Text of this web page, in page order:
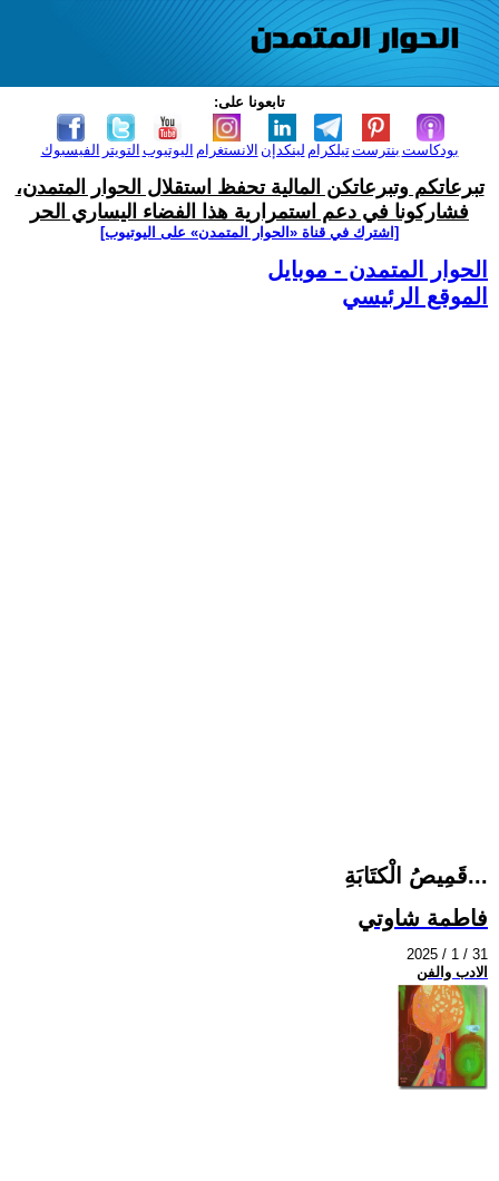
تابعونا على:
الفيسبوك التويتر اليوتيوب الانستغرام لينكدإن تيلكرامبنترست بودكاست
تبرعاتكم وتبرعاتكن المالية تحفظ استقلال الحوار المتمدن،
فشاركونا في دعم استمرارية هذا الفضاء اليساري الحر
[اشترك في قناة ‫«الحوار المتمدن» على اليوتيوب]
الحوار المتمدن - موبايل
الموقع الرئيسي
قَمِيصُ الْكتَابَةِ...
فاطمة شاوتي
2025 / 1 / 31
الادب والفن